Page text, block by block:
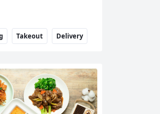
Takeout Delivery